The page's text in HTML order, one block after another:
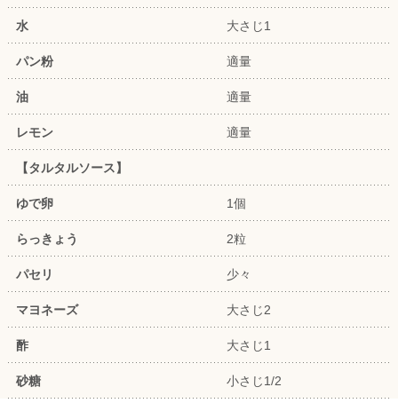
水 大さじ1
パン粉 適量
油 適量
レモン 適量
【タルタルソース】
ゆで卵 1個
らっきょう 2粒
パセリ 少々
マヨネーズ 大さじ2
酢 大さじ1
砂糖 小さじ1/2